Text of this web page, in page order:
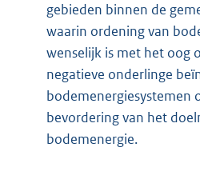
gebieden binnen de
waarin ordening van
wenselijk is met het oog
negatieve onderlinge
bodemenergiesystemen
bevordering van het
bodemenergie.